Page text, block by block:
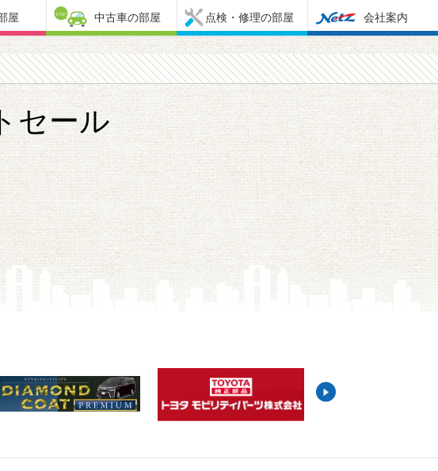
屋 中古車の部屋 点検・修理の部屋 会社案内
セール